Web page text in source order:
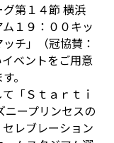
第１４節 横浜
１９：００キッ
チ」（冠協賛：
ベントをご用意
。
「Ｓｔａｒｔｉ
ープリンセスの
レブレーション